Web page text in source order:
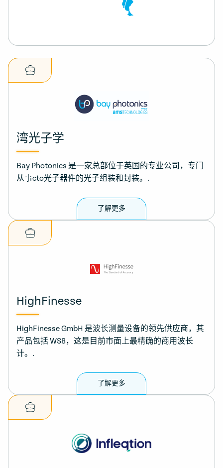
湾光子学
Bay Photonics 是一家总部位于英国的专业公司，专门
从事cto光子器件的光子组装和封装。.
了解更多
HighFinesse
HighFinesse GmbH 是波长测量设备的领先供应商，其
产品包括 WS8，这是目前市面上最精确的商用波长
计。.
了解更多